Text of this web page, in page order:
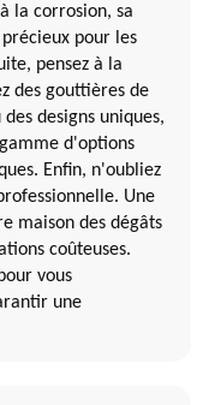
la corrosion, sa
pour les
pensez à la
des gouttières de
designs uniques,
d'options
Enfin, n'oubliez
Une
maison des dégâts
coûteuses.
vous
une